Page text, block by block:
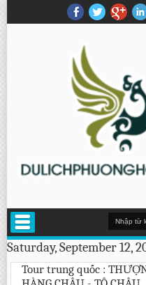
Saturday, September 12,
Tour trung quốc :